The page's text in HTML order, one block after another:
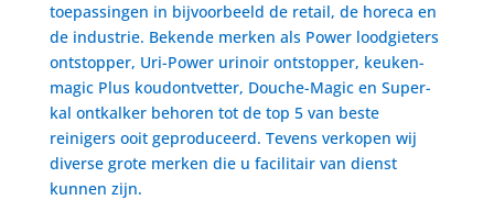
toepassingen in bijvoorbeeld de retail, de horeca en
de industrie. Bekende merken als Power loodgieters
ontstopper, Uri-Power urinoir ontstopper, keuken-
magic Plus koudontvetter, Douche-Magic en Super-
kal ontkalker behoren tot de top 5 van beste
reinigers ooit geproduceerd. Tevens verkopen wij
diverse grote merken die u facilitair van dienst
kunnen zijn.